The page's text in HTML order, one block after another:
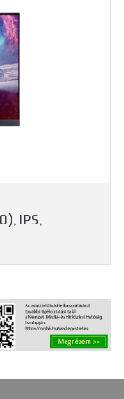
100HZ, 4MS,
HDMI,
GARANCIA
IPS,
3 ÉV